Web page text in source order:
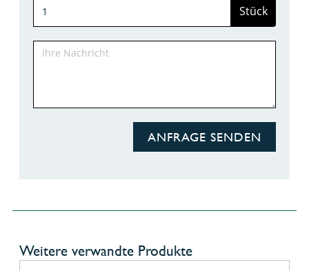
Stück
ANFRAGE SENDEN
Weitere verwandte Produkte